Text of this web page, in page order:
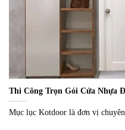
Thi Công Trọn Gói Cửa Nhựa
Mục lục Kotdoor là đơn vị